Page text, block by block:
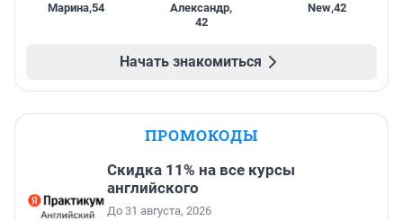
Марина,54 Александр,
42
New,42
Начать знакомиться
ПРОМОКОДЫ
Скидка 11% на все курсы
английского
До 31 августа, 2026